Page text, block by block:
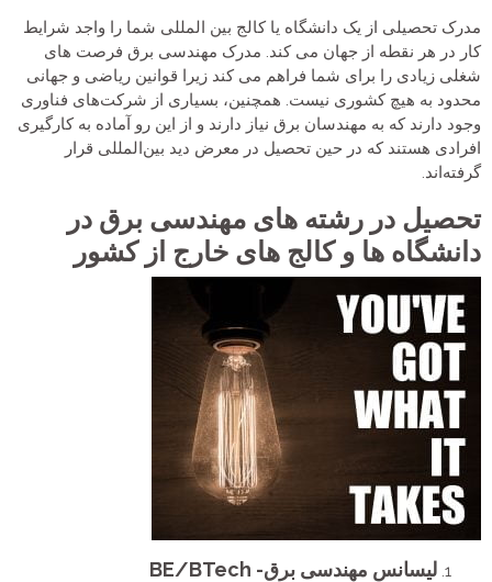
مدرک تحصیلی از یک دانشگاه یا کالج بین المللی شما را واجد شرایط
کار در هر نقطه از جهان می کند. مدرک مهندسی برق فرصت های
شغلی زیادی را برای شما فراهم می کند زیرا قوانین ریاضی و جهانی
محدود به هیچ کشوری نیست. همچنین، بسیاری از شرکت‌های فناوری
وجود دارند که به مهندسان برق نیاز دارند و از این رو آماده به کارگیری
افرادی هستند که در حین تحصیل در معرض دید بین‌المللی قرار
گرفته‌اند.
تحصیل در رشته های مهندسی برق در
دانشگاه ها و کالج های خارج از کشور
لیسانس مهندسی برق- BE/BTech